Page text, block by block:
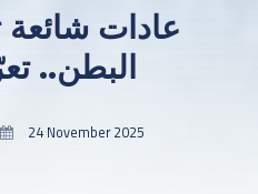
website:
عادات شائعة
البطن..
24 November 2025